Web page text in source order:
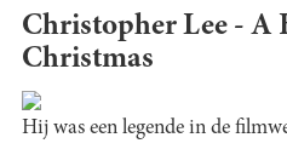
Christopher Lee - A
Christmas
Hij was een legende in de